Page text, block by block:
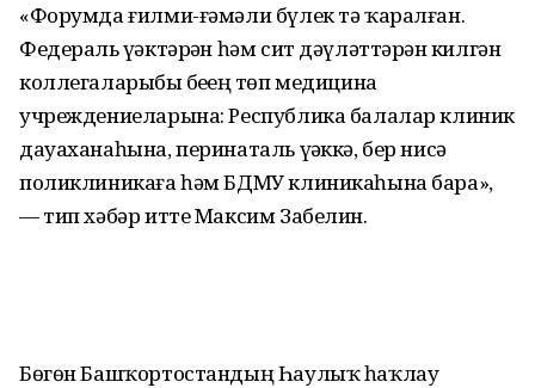
«Форумда ғилми-ғәмәли бүлек тә ҡаралған.
Федераль үҙәктәрҙән һәм сит дәүләттәрҙән килгән
коллегаларыбыҙ беҙҙең төп медицина
учреждениеларына: Республика балалар клиник
дауаханаһына, перинаталь үҙәккә, бер нисә
поликлиникаға һәм БДМУ клиникаһына бара»,
— тип хәбәр итте Максим Забелин.
Бөгөн Башҡортостандың Һаулыҡ һаҡлау